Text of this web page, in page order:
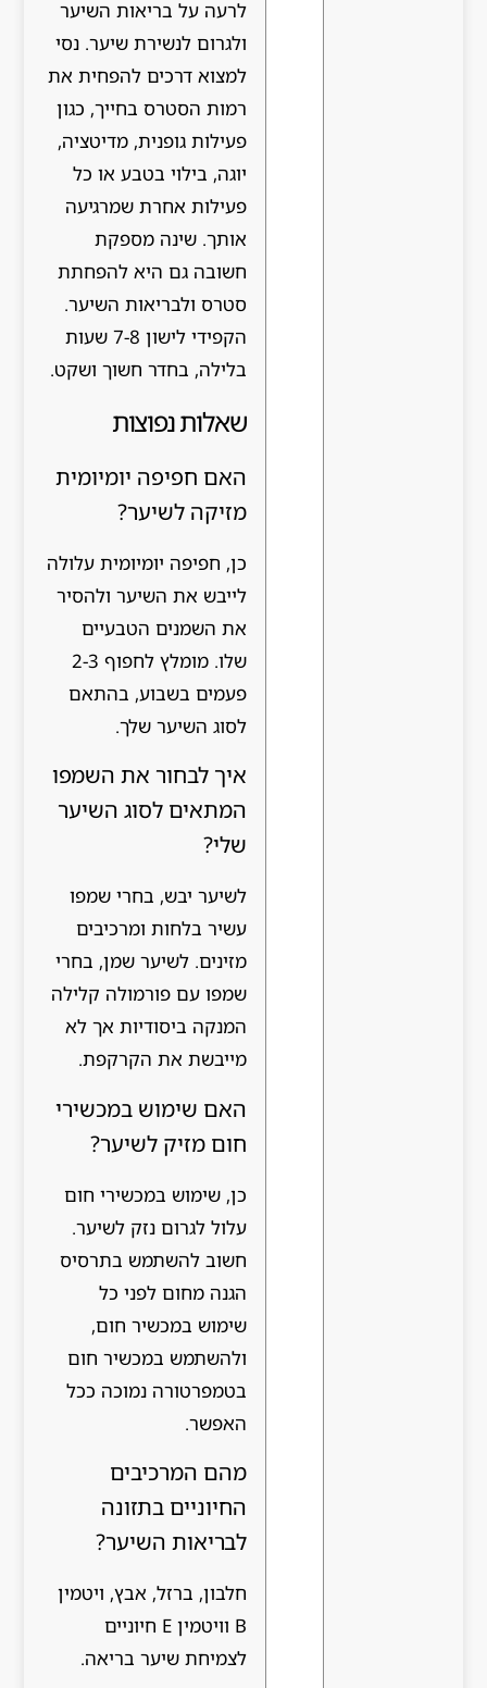
לרעה על בריאות השיער
ולגרום לנשירת שיער. נסי
למצוא דרכים להפחית את
רמות הסטרס בחייך, כגון
פעילות גופנית, מדיטציה,
יוגה, בילוי בטבע או כל
פעילות אחרת שמרגיעה
אותך. שינה מספקת
חשובה גם היא להפחתת
סטרס ולבריאות השיער.
הקפידי לישון 7-8 שעות
בלילה, בחדר חשוך ושקט.
שאלות נפוצות
האם חפיפה יומיומית
מזיקה לשיער?
כן, חפיפה יומיומית עלולה
לייבש את השיער ולהסיר
את השמנים הטבעיים
שלו. מומלץ לחפוף 2-3
פעמים בשבוע, בהתאם
לסוג השיער שלך.
איך לבחור את השמפו
המתאים לסוג השיער
שלי?
לשיער יבש, בחרי שמפו
עשיר בלחות ומרכיבים
מזינים. לשיער שמן, בחרי
שמפו עם פורמולה קלילה
המנקה ביסודיות אך לא
מייבשת את הקרקפת.
האם שימוש במכשירי
חום מזיק לשיער?
כן, שימוש במכשירי חום
עלול לגרום נזק לשיער.
חשוב להשתמש בתרסיס
הגנה מחום לפני כל
שימוש במכשיר חום,
ולהשתמש במכשיר חום
בטמפרטורה נמוכה ככל
האפשר.
מהם המרכיבים
החיוניים בתזונה
לבריאות השיער?
חלבון, ברזל, אבץ, ויטמין
B וויטמין E חיוניים
לצמיחת שיער בריאה.